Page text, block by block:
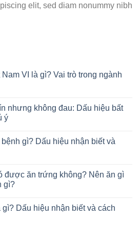
elit, sed diam nonummy nibh
VI là gì? Vai trò trong ngành
nhưng không đau: Dấu hiệu bất
ý
gì? Dấu hiệu nhận biết và
được ăn trứng không? Nên ăn gì
gì?
Dấu hiệu nhận biết và cách